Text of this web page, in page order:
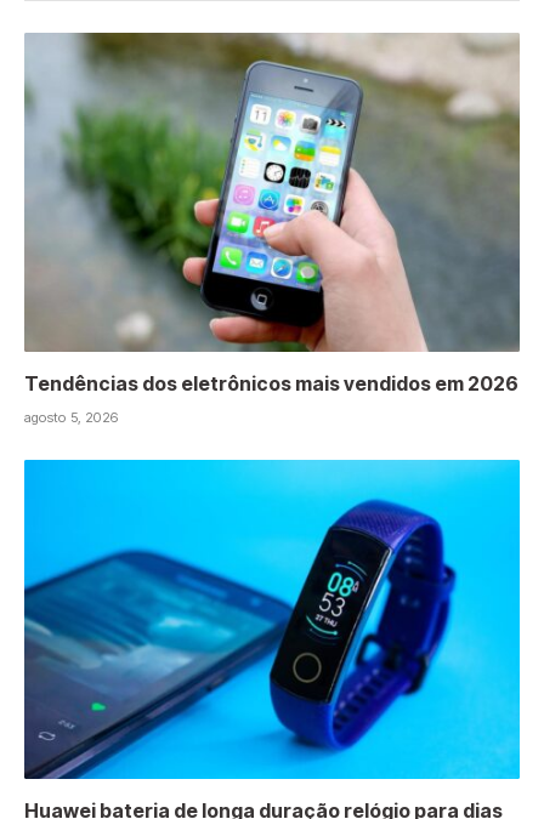
Tendências dos eletrônicos mais vendidos em 2026
agosto 5, 2026
Huawei bateria de longa duração relógio para dias